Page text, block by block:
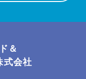
＆
式会社